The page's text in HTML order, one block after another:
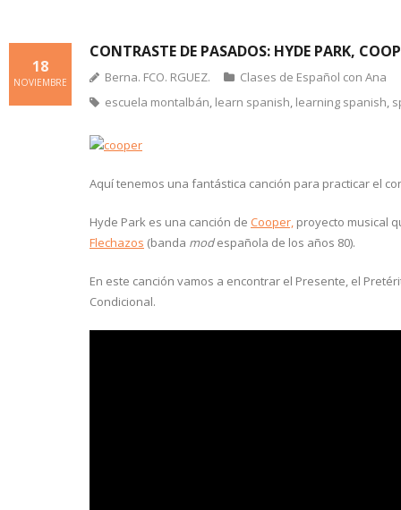
CONTRASTE DE PASADOS: HYDE PARK,
18
NOVIEMBRE Berna. FCO. RGUEZ.
Clases de Español con Ana
escuela montalbán, learn spanish, learning spanish,
Aquí tenemos una fantástica canción para practicar el
Hyde Park es una canción de Cooper, proyecto musical
Flechazos (banda modespañola de los años 80).
En este canción vamos a encontrar el Presente, el
Condicional.